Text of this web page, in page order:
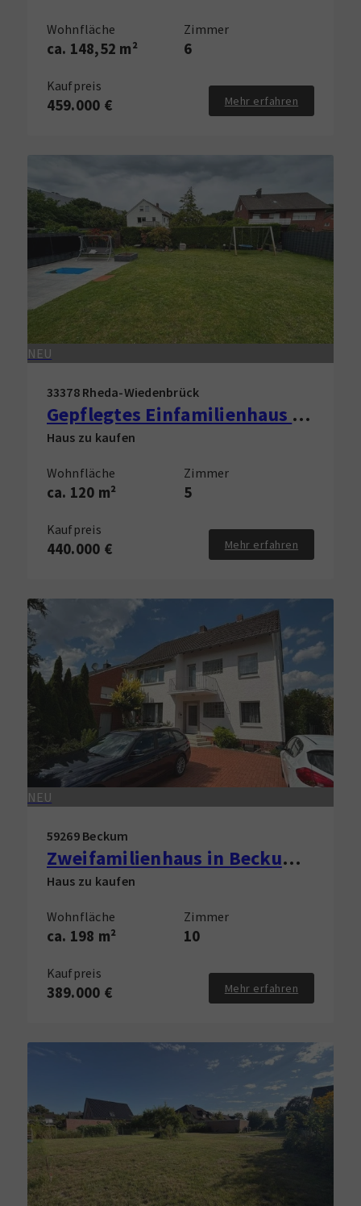
Wohnfläche
ca. 148,52 m²
Zimmer
6
Kaufpreis
459.000 € Mehr erfahren
NEU
33378 Rheda-Wiedenbrück
Gepflegtes Einfamilienhaus in Rheda-Wiedenbrück zu verkaufen!
Haus zu kaufen
Wohnfläche
ca. 120 m²
Zimmer
5
Kaufpreis
440.000 € Mehr erfahren
NEU
59269 Beckum
Zweifamilienhaus in Beckum zu verkaufen!
Haus zu kaufen
Wohnfläche
ca. 198 m²
Zimmer
10
Kaufpreis
389.000 € Mehr erfahren